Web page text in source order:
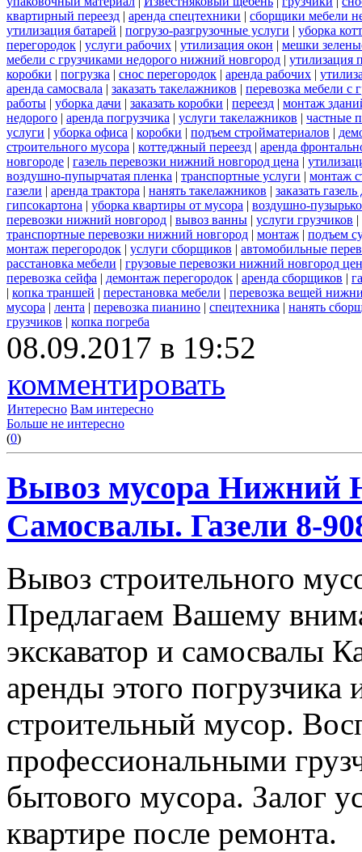
квартирный переезд | аренда спецтехники | сборщики мебели
утилизация батарей | погрузо-разгрузочные услуги | уборка
перегородок | услуги рабочих | утилизация окон | мешки
мебели с грузчиками недорого нижний новгород | утилизация
коробки | погрузка | снос перегородок | аренда рабочих |
аренда самосвала | заказать такелажников | перевозка мебели с
работы | уборка дачи | заказать коробки | переезд | монтаж
недорого | аренда погрузчика | услуги такелажников | частные
услуги | уборка офиса | коробки | подъем стройматериалов |
строительного мусора | коттеджный переезд | аренда
новгороде | газель перевозки нижний новгород цена |
воздушно-пупырчатая пленка | транспортные услуги | монтаж
газели | аренда трактора | нанять такелажников | заказать
гипсокартона | уборка квартиры от мусора | воздушно-
перевозки нижний новгород | вывоз ванны | услуги грузчиков |
транспортные перевозки нижний новгород | монтаж | подъем
монтаж перегородок | услуги сборщиков | автомобильные
расстановка мебели | грузовые перевозки нижний новгород
перевозка сейфа | демонтаж перегородок | аренда сборщиков |
| копка траншей | перестановка мебели | перевозка вещей
мусора | лента | перевозка пианино | спецтехника | нанять
грузчиков | копка погреба
08.09.2017 в 19:52
комментировать
Интересно Вам интересно
Больше не интересно
(0)
Вывоз мусора Нижний
Самосвалы. Газели 8-
Вывоз строительного
Предлагаем Вашему
экскаватор и самосвалы
аренды этого
строительный мусор.
профессиональными
бытового мусора. Залог
квартире после ремонта.